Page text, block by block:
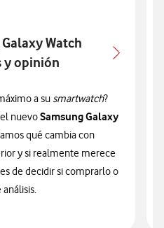
Watch
y opinión
a su smartwatch?
nuevoSamsung Galaxy
qué cambia con
y si realmente merece
de decidir si comprarlo o